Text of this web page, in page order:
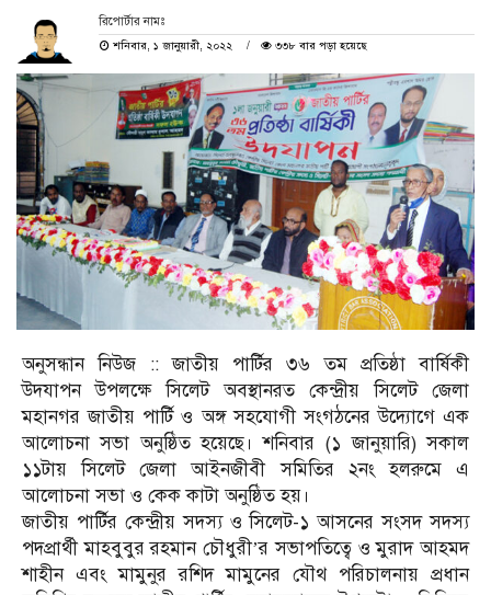
রিপোর্টার নামঃ
শনিবার, ১ জানুয়ারী, ২০২২
৩৩৮ বার পড়া হয়েছে
অনুসন্ধান নিউজ :: জাতীয় পার্টির ৩৬ তম প্রতিষ্ঠা বার্ষিকী
উদযাপন উপলক্ষে সিলেট অবস্থানরত কেন্দ্রীয় সিলেট জেলা
মহানগর জাতীয় পার্টি ও অঙ্গ সহযোগী সংগঠনের উদ্যোগে এক
আলোচনা সভা অনুষ্ঠিত হয়েছে। শনিবার (১ জানুয়ারি) সকাল
১১টায় সিলেট জেলা আইনজীবী সমিতির ২নং হলরুমে এ
আলোচনা সভা ও কেক কাটা অনুষ্ঠিত হয়।
জাতীয় পার্টির কেন্দ্রীয় সদস্য ও সিলেট-১ আসনের সংসদ সদস্য
পদপ্রার্থী মাহবুবুর রহমান চৌধুরী’র সভাপতিত্বে ও মুরাদ আহমদ
শাহীন এবং মামুনুর রশিদ মামুনের যৌথ পরিচালনায় প্রধান